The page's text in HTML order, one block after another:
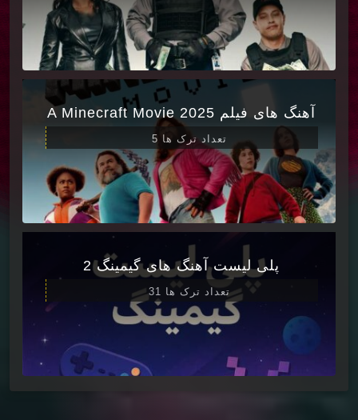
آهنگ های فیلم A Minecraft Movie 2025
تعداد ترک ها 5
پلی لیست آهنگ های گیمینگ 2
تعداد ترک ها 31